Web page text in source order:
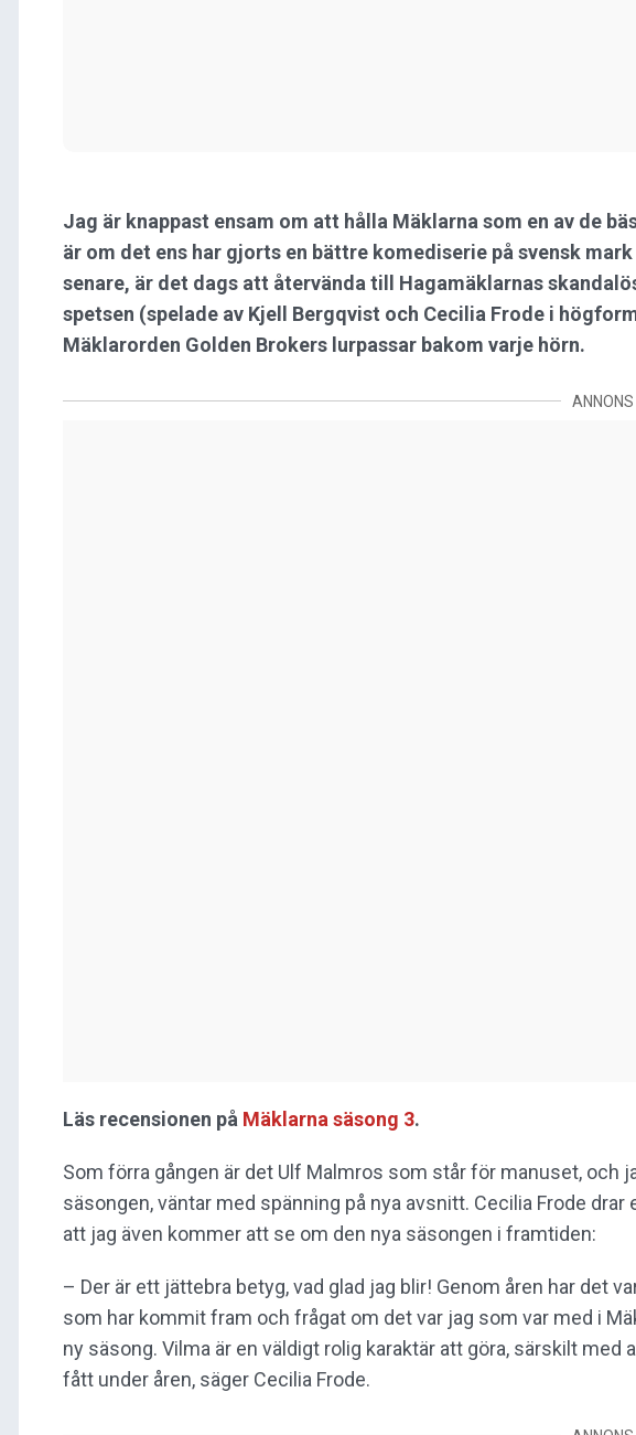
Jag är knappast ensam om att hålla Mäklarna som en av de
är om det ens har gjorts en bättre komediserie på svensk
senare, är det dags att återvända till Hagamäklarnas
spetsen (spelade av Kjell Bergqvist och Cecilia Frode i
Mäklarorden Golden Brokers lurpassar bakom varje hörn.
ANNONS
Läs recensionen på Mäklarna säsong 3.
Som förra gången är det Ulf Malmros som står för manuset, och
säsongen, väntar med spänning på nya avsnitt. Cecilia Frode
att jag även kommer att se om den nya säsongen i framtiden:
– Der är ett jättebra betyg, vad glad jag blir! Genom åren har det
som har kommit fram och frågat om det var jag som var med i
ny säsong. Vilma är en väldigt rolig karaktär att göra, särskilt med
fått under åren, säger Cecilia Frode.